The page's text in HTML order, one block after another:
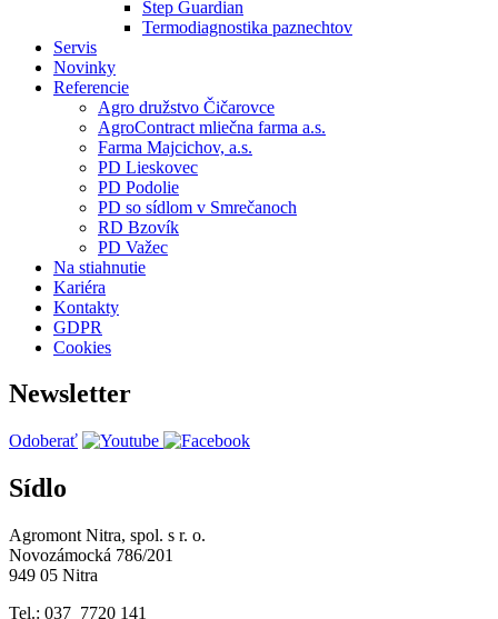
Step Guardian
Termodiagnostika paznechtov
Servis
Novinky
Referencie
Agro družstvo Čičarovce
AgroContract mliečna farma a.s.
Farma Majcichov, a.s.
PD Lieskovec
PD Podolie
PD so sídlom v Smrečanoch
RD Bzovík
PD Važec
Na stiahnutie
Kariéra
Kontakty
GDPR
Cookies
Newsletter
Odoberať
Sídlo
Agromont Nitra, spol. s r. o.
Novozámocká 786/201
949 05 Nitra
Tel.: 037 7720 141